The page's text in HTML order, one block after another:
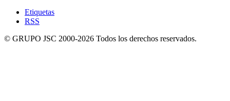
Etiquetas
RSS
© GRUPO JSC 2000-2026 Todos los derechos reservados.